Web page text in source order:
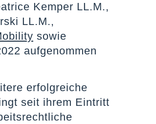
Kemper LL.M.,
LL.M.,
sowie
aufgenommen
erfolgreiche
seit ihrem Eintritt